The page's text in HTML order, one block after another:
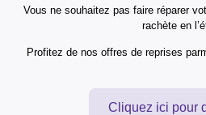
Vous ne souhaitez pas faire réparer
rachète en
Profitez de nos offres de reprises
Cliquez ici pour